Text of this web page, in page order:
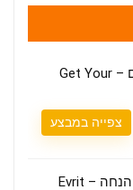
מבצעים על פעילויות וסיורים – Get Your
צפייה במבצע
קופון מאסטרקארד דיי 15% הנחה – Evrit